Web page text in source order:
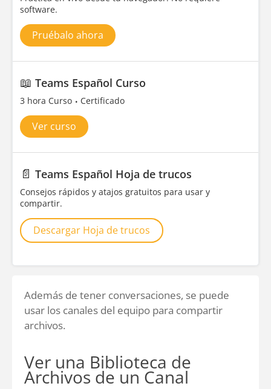
software.
Pruébalo ahora
📖 Teams Español Curso
3 hora Curso Certificado
Ver curso
📄 Teams Español Hoja de trucos
Consejos rápidos y atajos gratuitos para usar y
compartir.
Descargar Hoja de trucos
Además de tener conversaciones, se puede
usar los canales del equipo para compartir
archivos.
Ver una Biblioteca de
Archivos de un Canal